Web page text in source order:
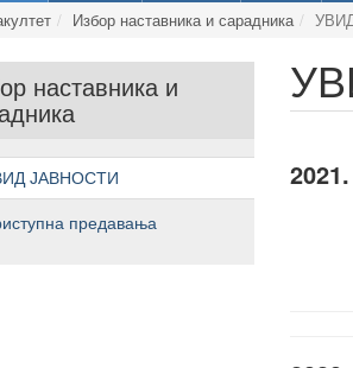
Избор наставника и сарадника
наставника и
ЈАВНОСТИ
предавања
2021.